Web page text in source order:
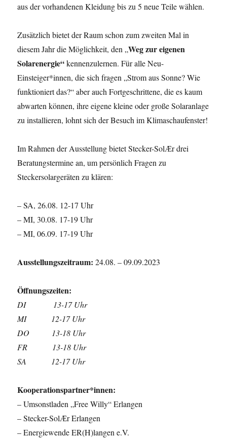
aus der vorhandenen Kleidung bis zu 5 neue Teile wählen.
Zusätzlich bietet der Raum schon zum zweiten Mal in
diesem Jahr die Möglichkeit, den „Weg zur eigenen
Solarenergie“kennenzulernen. Für alle Neu-
Einsteiger*innen, die sich fragen „Strom aus Sonne? Wie
funktioniert das?“ aber auch Fortgeschrittene, die es kaum
abwarten können, ihre eigene kleine oder große Solaranlage
zu installieren, lohnt sich der Besuch im Klimaschaufenster!
Im Rahmen der Ausstellung bietet Stecker-SolӔr drei
Beratungstermine an, um persönlich Fragen zu
Steckersolargeräten zu klären:
– SA, 26.08. 12-17 Uhr
– MI, 30.08. 17-19 Uhr
– MI, 06.09. 17-19 Uhr
Ausstellungszeitraum: 24.08. – 09.09.2023
Öffnungszeiten:
DI 13-17 Uhr
MI 12-17 Uhr
DO 13-18 Uhr
FR 13-18 Uhr
SA 12-17 Uhr
Kooperationspartner*innen:
– Umsonstladen „Free Willy“ Erlangen
– Stecker-SolӔr Erlangen
– Energiewende ER(H)langen e.V.